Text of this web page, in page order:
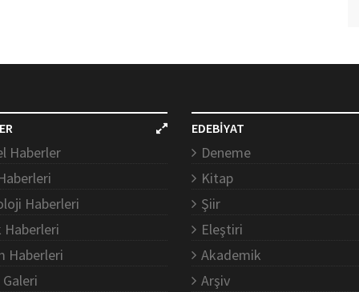
Haberler
Haberleri
Haberleri
Haberleri
EDEBİYAT
Deneme
Kitap
Şiir
Eleştiri
Akademik
Arşiv